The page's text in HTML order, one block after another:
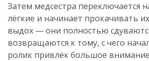
Затем медсестра переключается
лёгкие и начинает прокачивать
выдох — они полностью
возвращаются к тому, с чего
ролик привлёк большое